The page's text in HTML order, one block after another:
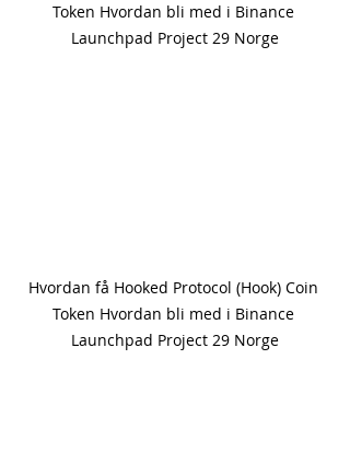
Token Hvordan bli med i Binance
Launchpad Project 29 Norge
Hvordan få Hooked Protocol (Hook) Coin
Token Hvordan bli med i Binance
Launchpad Project 29 Norge